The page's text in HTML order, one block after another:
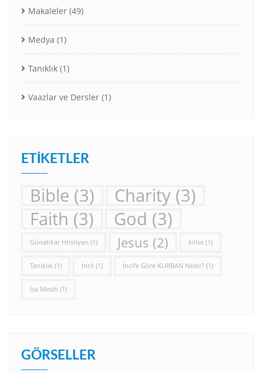
Makaleler (49)
Medya (1)
Tanıklık (1)
Vaazlar ve Dersler (1)
ETIKETLER
Bible (3) Charity (3)
Faith (3) God (3)
Günahkar Hristiyan (1) Jesus (2) kilise (1)
Tanıklık (1) İncil (1) İncil’e Göre KURBAN Nedir? (1)
İsa Mesih (1)
GÖRSELLER